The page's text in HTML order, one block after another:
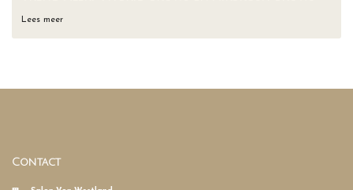
Lees meer
Contact